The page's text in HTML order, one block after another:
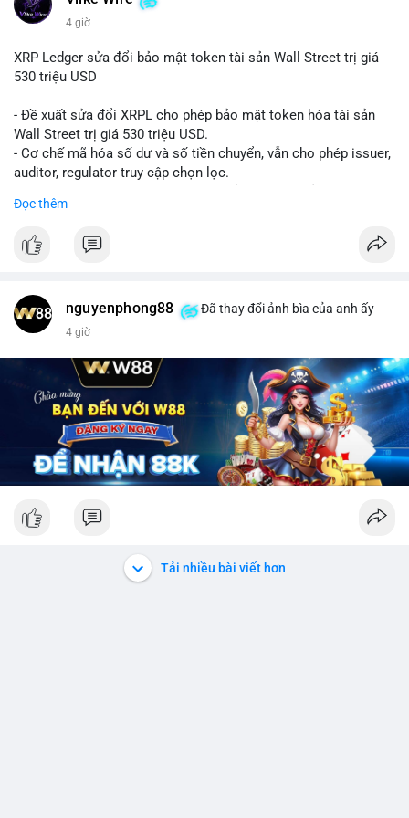
4 giờ
XRP Ledger sửa đổi bảo mật token tài sản Wall Street trị giá
530 triệu USD
- Đề xuất sửa đổi XRPL cho phép bảo mật token hóa tài sản
Wall Street trị giá 530 triệu USD.
- Cơ chế mã hóa số dư và số tiền chuyển, vẫn cho phép issuer,
auditor, regulator truy cập chọn lọc.
tài chính.
chức tài chính.
$xrp
#titanbot
📰 Nguồn: CoinDesk
Đọc thêm
nguyenphong88 Đã thay đổi ảnh bìa của anh ấy
4 giờ
Tải nhiều bài viết hơn